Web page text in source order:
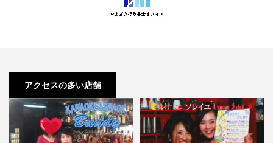
アクセスの多い店舗